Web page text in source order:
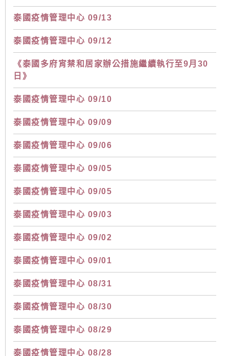
泰國疫情管理中心 09/13
泰國疫情管理中心 09/12
《泰國多府宵禁和居家辦公措施繼續執行至9月30
日》
泰國疫情管理中心 09/10
泰國疫情管理中心 09/09
泰國疫情管理中心 09/06
泰國疫情管理中心 09/05
泰國疫情管理中心 09/05
泰國疫情管理中心 09/03
泰國疫情管理中心 09/02
泰國疫情管理中心 09/01
泰國疫情管理中心 08/31
泰國疫情管理中心 08/30
泰國疫情管理中心 08/29
泰國疫情管理中心 08/28